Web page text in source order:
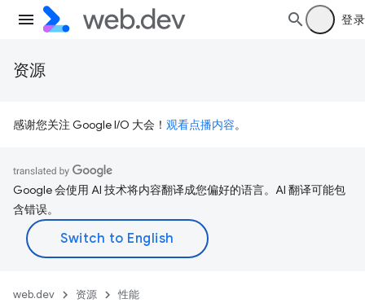
登录
资源
感谢您关注 Google I/O 大会！ 观看点播内容。
Google 会使用 AI 技术将内容翻译成您偏好的语言。AI 翻译可能包
含错误。
web.dev 资源 性能